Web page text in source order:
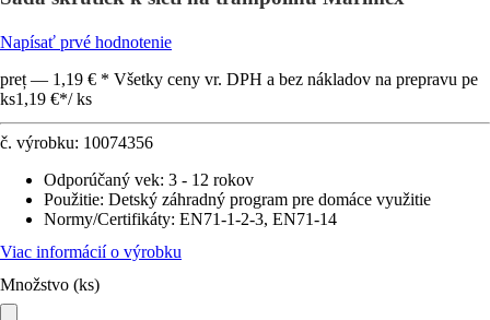
Napísať prvé hodnotenie
preț — 1,19 € * Všetky ceny vr. DPH a bez nákladov na prepravu pe
ks1,19 €*/ ks
č. výrobku: 10074356
Odporúčaný vek: 3 - 12 rokov
Použitie: Detský záhradný program pre domáce využitie
Normy/Certifikáty: EN71-1-2-3, EN71-14
Viac informácií o výrobku
Množstvo (ks)